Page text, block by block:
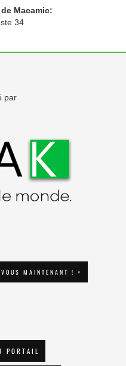
Macamic:
34
par
MAINTENANT ! +
PORTAIL